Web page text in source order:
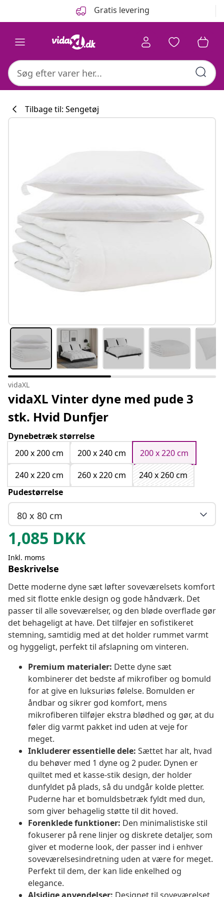
Gratis levering
#sharemevidaxl
Tilbage til: Sengetøj
vidaXL
vidaXL Vinter dyne med pude 3
stk. Hvid Dunfjer
Dynebetræk størrelse
200 x 200 cm
200 x 240 cm
200 x 220 cm
240 x 220 cm
260 x 220 cm
240 x 260 cm
Pudestørrelse
80 x 80 cm
1,085 DKK
Inkl. moms
Beskrivelse
Dette moderne dyne sæt løfter soveværelsets komfort
med sit flotte enkle design og gode håndværk. Det
passer til alle soveværelser, og den bløde overflade gør
det behageligt at have. Det tilføjer en sofistikeret
stemning, samtidig med at det holder rummet varmt
og hyggeligt, perfekt til afslapning om vinteren.
Premium materialer: Dette dyne sæt
kombinerer det bedste af mikrofiber og bomuld
for at give en luksuriøs følelse. Bomulden er
åndbar og sikrer god komfort, mens
mikrofiberen tilføjer ekstra blødhed og gør, at du
føler dig varmt pakket ind uden at veje for
meget.
Inkluderer essentielle dele: Sættet har alt, hvad
du behøver med 1 dyne og 2 puder. Dynen er
quiltet med et kasse-stik design, der holder
dunfyldet på plads, så du undgår kolde pletter.
Puderne har et bomuldsbetræk fyldt med dun,
som giver behagelig støtte til dit hoved.
Forenklede funktioner: Den minimalistiske stil
fokuserer på rene linjer og diskrete detaljer, som
giver et moderne look, der passer ind i enhver
soveværelsesindretning uden at være for meget.
Perfekt til dem, der kan lide enkelhed og
elegance.